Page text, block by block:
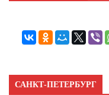
САНКТ-ПЕТЕРБУРГ